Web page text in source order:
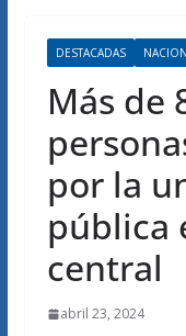
DESTACADAS
Más de
por la
pública
central
abril 23, 2024